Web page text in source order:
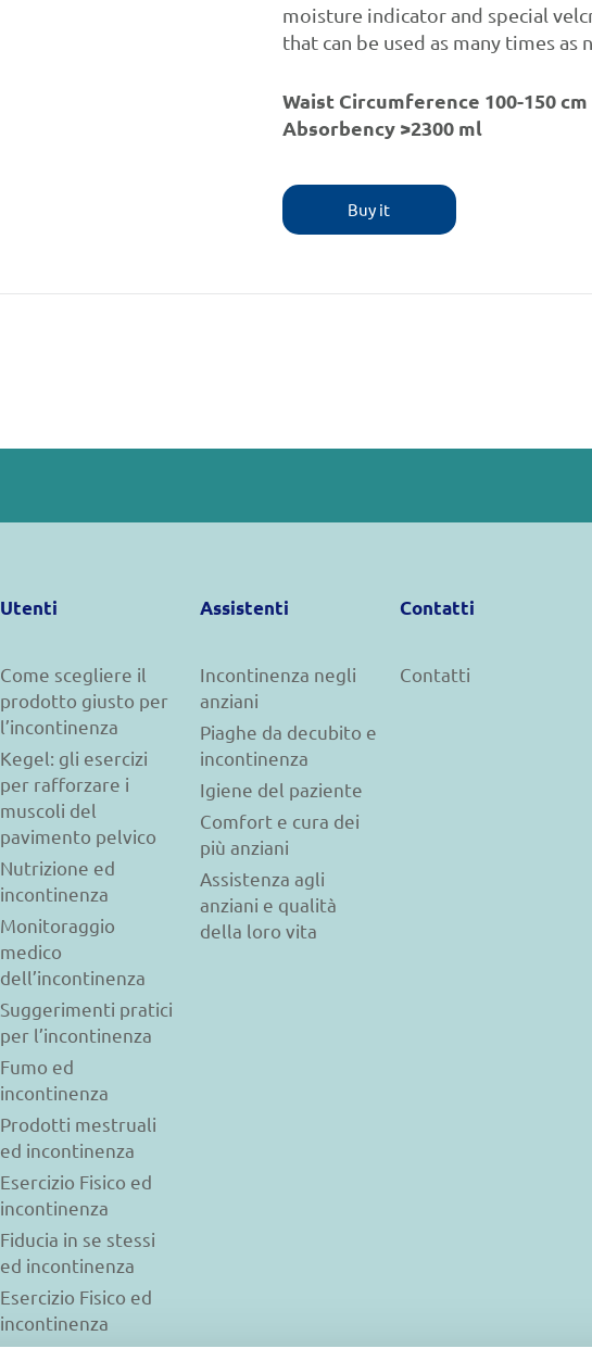
moisture indicator and special
that can be used as many times as
Waist Circumference 100-150 cm
Absorbency >2300 ml
Buy it
Utenti
Come scegliere il
prodotto giusto per
l’incontinenza
Kegel: gli esercizi
per rafforzare i
muscoli del
pavimento pelvico
Nutrizione ed
incontinenza
Monitoraggio
medico
dell’incontinenza
Suggerimenti pratici
per l’incontinenza
Fumo ed
incontinenza
Prodotti mestruali
ed incontinenza
Esercizio Fisico ed
incontinenza
Fiducia in se stessi
ed incontinenza
Esercizio Fisico ed
incontinenza
Assistenti
Incontinenza negli
anziani
Piaghe da decubito e
incontinenza
Igiene del paziente
Comfort e cura dei
più anziani
Assistenza agli
anziani e qualità
della loro vita
Contatti
Contatti